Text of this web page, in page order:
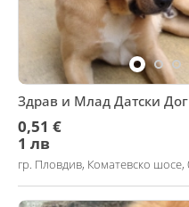
Здрав и Млад Датски
0,51 €
1 лв
гр. Пловдив, Коматевско шосе,